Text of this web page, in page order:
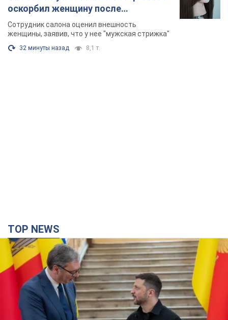
Зеленский впервые прибыл в Сербию:
запланирована встреча с Вучичем и не только.
Видео
Это первый визит главы государства в Белград
4 часа назад 49,2 т.